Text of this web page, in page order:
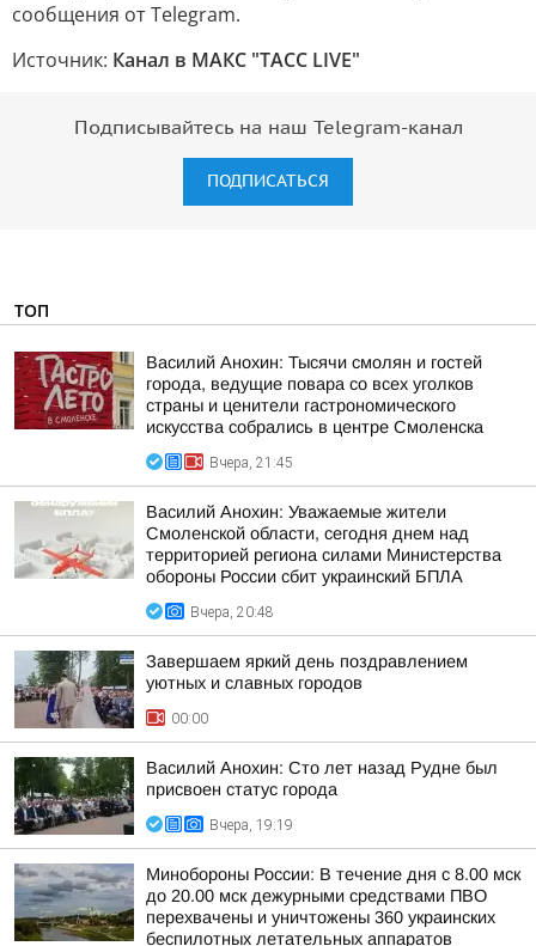
сообщения от Telegram.
Источник: Канал в МАКС "ТАСС LIVE"
Подписывайтесь на наш Telegram-канал
ПОДПИСАТЬСЯ
ТОП
Василий Анохин: Тысячи смолян и гостей
города, ведущие повара со всех уголков
страны и ценители гастрономического
искусства собрались в центре Смоленска
Вчера, 21:45
Василий Анохин: Уважаемые жители
Смоленской области, сегодня днем над
территорией региона силами Министерства
обороны России сбит украинский БПЛА
Вчера, 20:48
Завершаем яркий день поздравлением
уютных и славных городов
00:00
Василий Анохин: Сто лет назад Рудне был
присвоен статус города
Вчера, 19:19
Минобороны России: В течение дня с 8.00 мск
до 20.00 мск дежурными средствами ПВО
перехвачены и уничтожены 360 украинских
беспилотных летательных аппаратов